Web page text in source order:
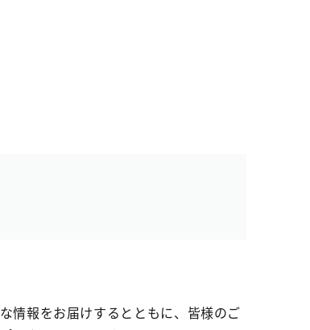
情報をお届けするとともに、皆様のご